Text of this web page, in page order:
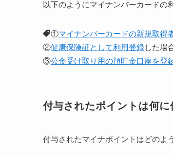
以下のようにマイナンバーカードの
①マイナンバーカードの新規取得
②健康保険証として利用登録した場
③公金受け取り用の預貯金口座を登
付与されたポイントは何に
付与されたマイナポイントはどのよ